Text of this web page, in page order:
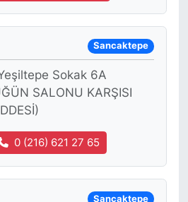
Sancaktepe
Sokak 6A
SALONU KARŞISI
0 (216) 621 27 65
Sancaktepe